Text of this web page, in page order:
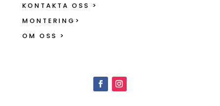
KONTAKTA OSS >
MONTERING>
OM OSS >